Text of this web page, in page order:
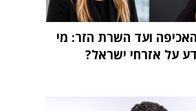
ועד השרת הזר: מי
על אזרחי ישראל?